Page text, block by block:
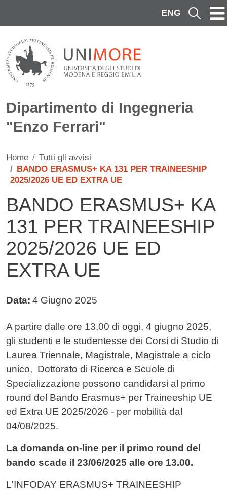
ENG Cerca
Dipartimento di Ingegneria
"Enzo Ferrari"
Home
Tutti gli avvisi
BANDO ERASMUS+ KA 131 PER TRAINEESHIP
2025/2026 UE ED EXTRA UE
BANDO ERASMUS+ KA
131 PER TRAINEESHIP
2025/2026 UE ED
EXTRA UE
Data: 4 Giugno 2025
Testo avviso
A partire dalle ore 13.00 di oggi, 4 giugno 2025,
gli studenti e le studentesse dei Corsi di Studio di
Laurea Triennale, Magistrale, Magistrale a ciclo
unico, Dottorato di Ricerca e Scuole di
Specializzazione possono candidarsi al primo
round del Bando Erasmus+ per Traineeship UE
ed Extra UE 2025/2026 - per mobilità dal
04/08/2025.
La domanda on-line per il primo round del
bando scade il 23/06/2025 alle ore 13.00.
L'INFODAY ERASMUS+ TRAINEESHIP